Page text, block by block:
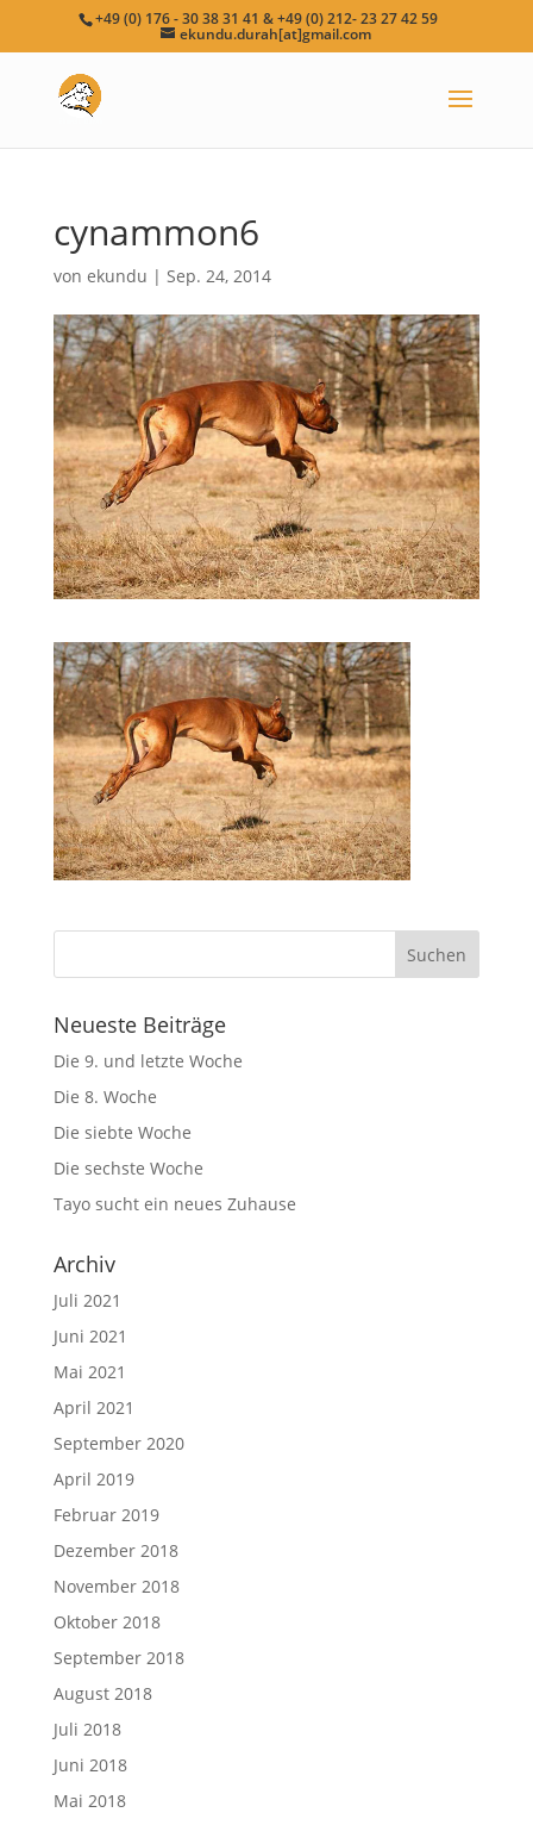
+49 (0) 176 - 30 38 31 41 & +49 (0) 212- 23 27 42 59
ekundu.durah[at]gmail.com
cynammon6
von ekundu | Sep. 24, 2014
Neueste Beiträge
Die 9. und letzte Woche
Die 8. Woche
Die siebte Woche
Die sechste Woche
Tayo sucht ein neues Zuhause
Archiv
Juli 2021
Juni 2021
Mai 2021
April 2021
September 2020
April 2019
Februar 2019
Dezember 2018
November 2018
Oktober 2018
September 2018
August 2018
Juli 2018
Juni 2018
Mai 2018